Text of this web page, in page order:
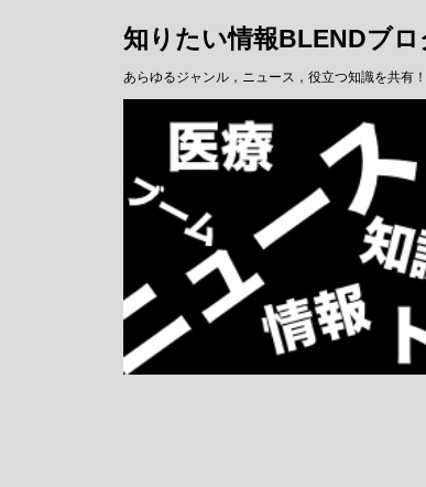
知りたい情報BLENDブロ
あらゆるジャンル，ニュース，役立つ知識を共有